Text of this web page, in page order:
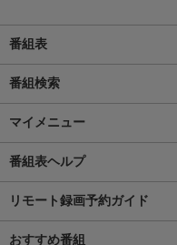
番組表
番組検索
マイメニュー
番組表ヘルプ
リモート録画予約ガイド
おすすめ番組